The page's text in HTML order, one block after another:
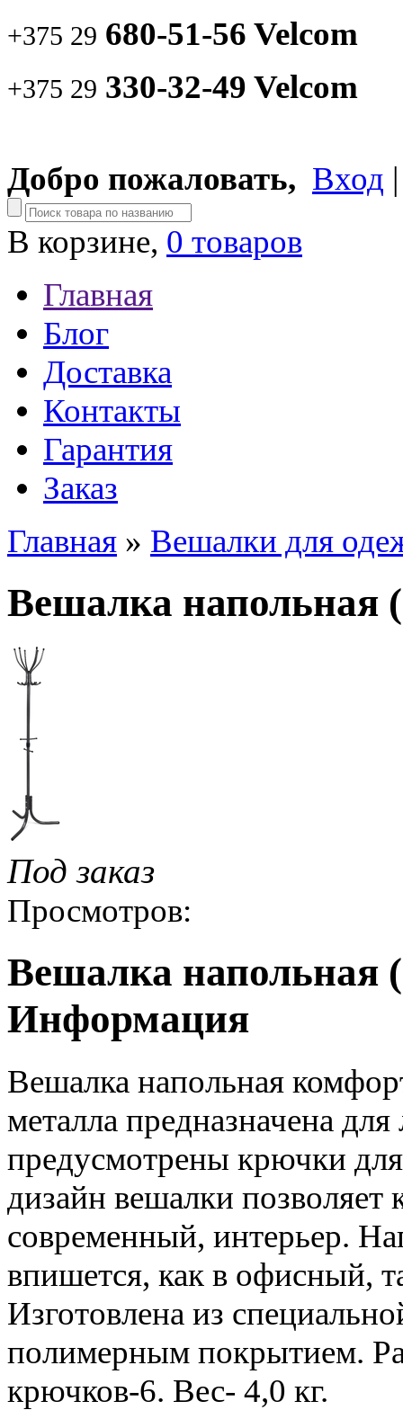
+375 29 680-51-56 Velcom
+375 29 330-32-49 Velcom
Добро пожаловать, Вход
В корзине, 0 товаров
Главная
Блог
Доставка
Контакты
Гарантия
Заказ
Главная » Вешалки для
Вешалка напольная
Под заказ
Просмотров:
Вешалка напольная
Информация
Вешалка напольная
металла предназначена
предусмотрены крючки
дизайн вешалки позволяет
современный, интерьер.
впишется, как в офисный,
Изготовлена из
полимерным покрытием.
крючков-6. Вес- 4,0 кг.